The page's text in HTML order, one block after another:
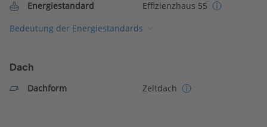
Energiestandard
Effizienzhaus 55
Bedeutung der Energiestandards
Dach
Dachform Zeltdach